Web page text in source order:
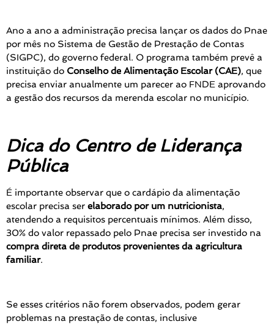
Ano a ano a administração precisa lançar os dados do Pnae
por mês no Sistema de Gestão de Prestação de Contas
(SIGPC), do governo federal. O programa também prevê a
instituição do Conselho de Alimentação Escolar (CAE), que
precisa enviar anualmente um parecer ao FNDE aprovando
a gestão dos recursos da merenda escolar no município.
Dica do Centro de Liderança
Pública
É importante observar que o cardápio da alimentação
escolar precisa ser elaborado por um nutricionista,
atendendo a requisitos percentuais mínimos. Além disso,
30% do valor repassado pelo Pnae precisa ser investido na
compra direta de produtos provenientes da agricultura
familiar.
Se esses critérios não forem observados, podem gerar
problemas na prestação de contas, inclusive